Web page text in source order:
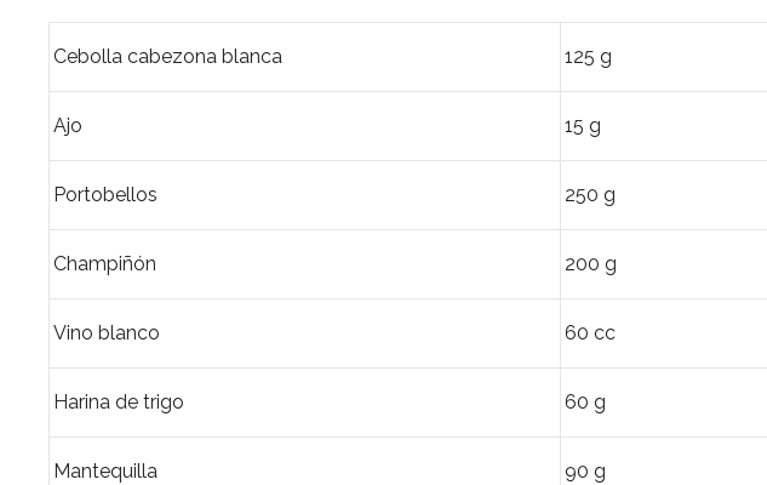
Cebolla cabezona blanca 125 g
Ajo 15 g
Portobellos 250 g
Champiñón 200 g
Vino blanco 60 cc
Harina de trigo 60 g
Mantequilla 90 g